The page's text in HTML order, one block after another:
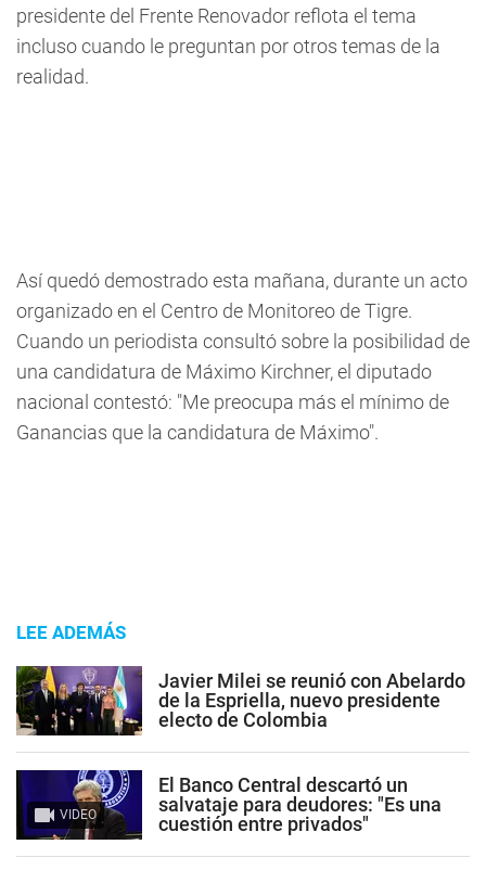
presidente del Frente Renovador reflota el tema
incluso cuando le preguntan por otros temas de la
realidad.
Así quedó demostrado esta mañana, durante un acto
organizado en el Centro de Monitoreo de Tigre.
Cuando un periodista consultó sobre la posibilidad de
una candidatura de Máximo Kirchner, el diputado
nacional contestó: "Me preocupa más el mínimo de
Ganancias que la candidatura de Máximo".
LEE ADEMÁS
Javier Milei se reunió con Abelardo
de la Espriella, nuevo presidente
electo de Colombia
VIDEO
El Banco Central descartó un
salvataje para deudores: "Es una
cuestión entre privados"